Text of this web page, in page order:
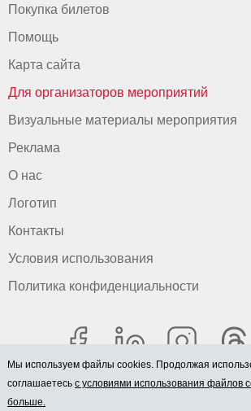
Покупка билетов
Помощь
Карта сайта
Для организаторов мероприятий
Визуальные материалы мероприятия
Реклама
О нас
Логотип
Контакты
Условия использования
Политика конфиденциальности
Мы используем файлы cookies. Продолжая
соглашаетесь с условиями использования файлов
больше.